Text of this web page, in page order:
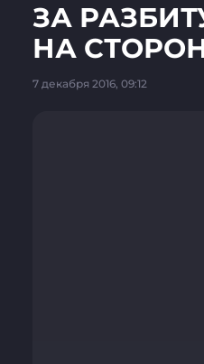
ЗА
НА
7 декабря 2016, 09:12